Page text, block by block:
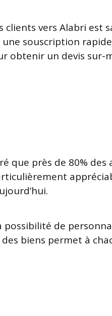
vers Alabri est
souscription
obtenir un devis sur-
que près de 80% des
possibilité de
biens permet à